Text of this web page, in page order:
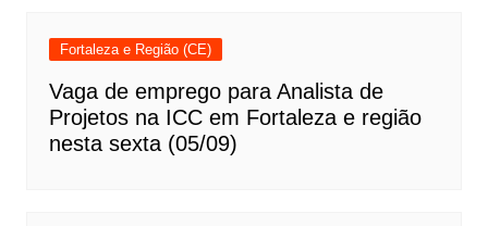
Fortaleza e Região (CE)
Vaga de emprego para Analista de
Projetos na ICC em Fortaleza e região
nesta sexta (05/09)